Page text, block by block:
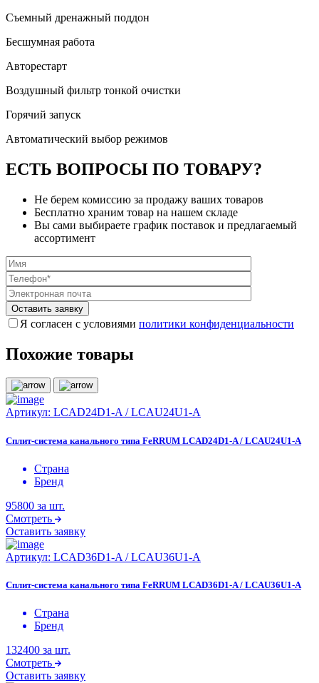
Съемный дренажный поддон
Бесшумная работа
Авторестарт
Воздушный фильтр тонкой очистки
Горячий запуск
Автоматический выбор режимов
ЕСТЬ ВОПРОСЫ ПО ТОВАРУ?
Не берем комиссию за продажу ваших товаров
Бесплатно храним товар на нашем складе
Вы сами выбираете график поставок и предлагаемый
ассортимент
Я согласен с условиями политики конфиденциальности
Похожие товары
Артикул: LCAD24D1-A / LCAU24U1-A
Сплит-система канального типа FeRRUM LCAD24D1-A / LCAU24U1-A
Страна
Бренд
95800 за шт.
Смотреть
Оставить заявку
Артикул: LCAD36D1-A / LCAU36U1-A
Сплит-система канального типа FeRRUM LCAD36D1-A / LCAU36U1-A
Страна
Бренд
132400 за шт.
Смотреть
Оставить заявку